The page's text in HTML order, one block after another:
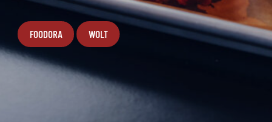
FOODORA WOLT